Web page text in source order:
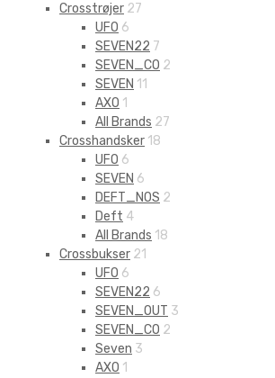
Crosstrøjer 27
UFO 6
SEVEN22 7
SEVEN_CO 2
SEVEN 11
AXO 1
All Brands 27
Crosshandsker 18
UFO 6
SEVEN 6
DEFT_NOS 2
Deft 4
All Brands 18
Crossbukser 21
UFO 6
SEVEN22 6
SEVEN_OUT 3
SEVEN_CO 2
Seven 3
AXO 1